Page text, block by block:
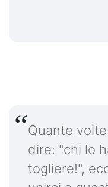
Quante
dire: "chi lo
togliere!",